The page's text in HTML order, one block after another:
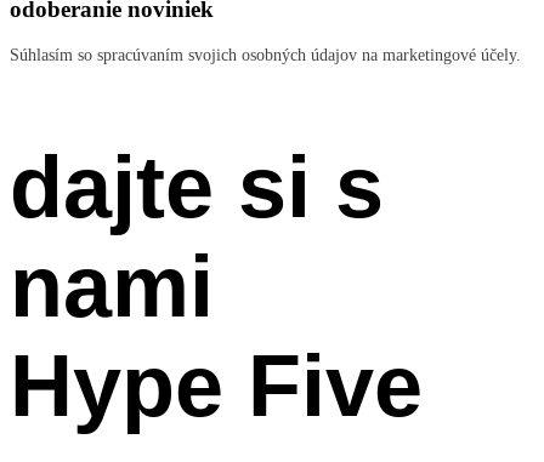
odoberanie noviniek
Súhlasím so spracúvaním svojich osobných údajov na marketingové účely.
dajte si s
nami
Hype Five